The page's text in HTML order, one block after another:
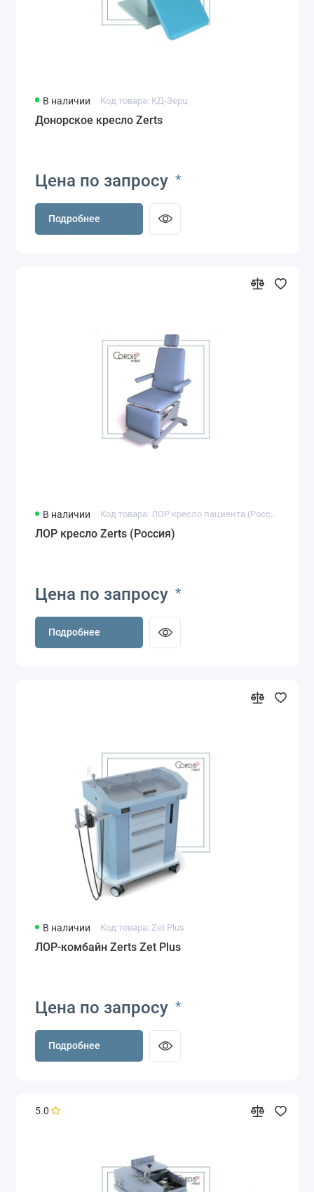
В наличии Код товара: КД-Зерц
Донорское кресло Zerts
Цена по запросу *
Подробнее
В наличии Код товара: ЛОР кресло пациента (Россия)
ЛОР кресло Zerts (Россия)
Цена по запросу *
Подробнее
В наличии Код товара: Zet Plus
ЛОР-комбайн Zerts Zet Plus
Цена по запросу *
Подробнее
5.0